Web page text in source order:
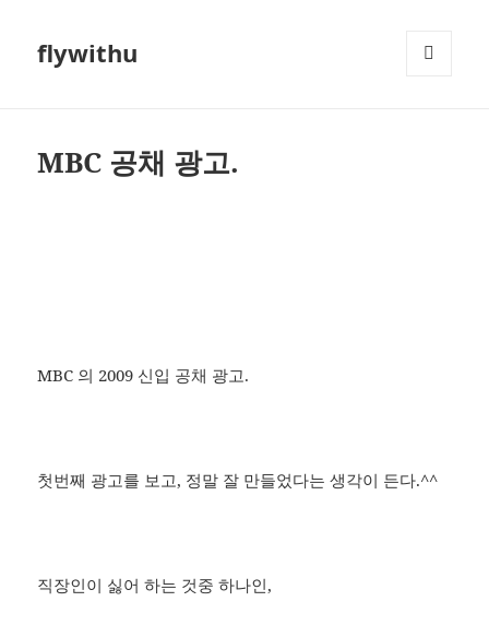
flywithu
MBC 공채 광고.
MBC 의 2009 신입 공채 광고.
첫번째 광고를 보고, 정말 잘 만들었다는 생각이 든다.^^
직장인이 싫어 하는 것중 하나인,